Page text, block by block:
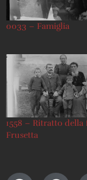
0033 – Famiglia
1558 – Ritratto della
Frusetta